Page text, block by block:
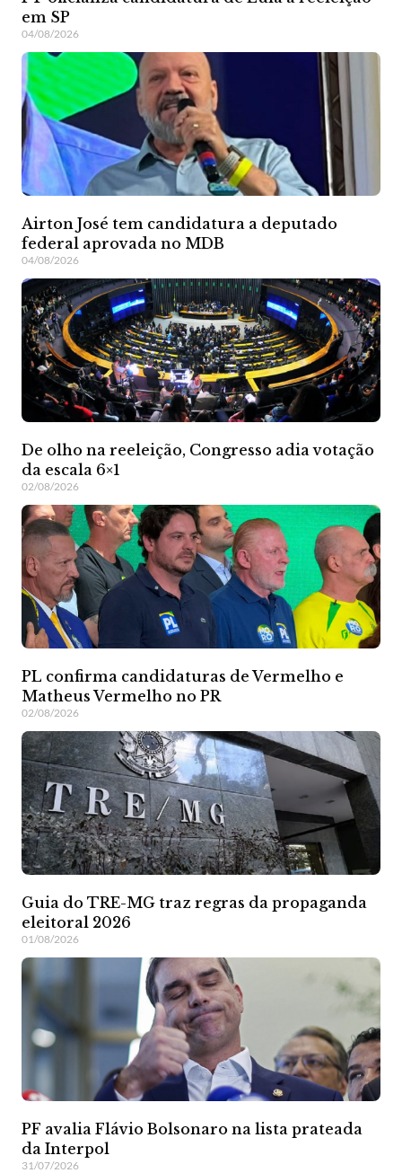
em SP
04/08/2026
Airton José tem candidatura a deputado
federal aprovada no MDB
04/08/2026
De olho na reeleição, Congresso adia votação
da escala 6×1
02/08/2026
PL confirma candidaturas de Vermelho e
Matheus Vermelho no PR
02/08/2026
Guia do TRE-MG traz regras da propaganda
eleitoral 2026
01/08/2026
PF avalia Flávio Bolsonaro na lista prateada
da Interpol
31/07/2026